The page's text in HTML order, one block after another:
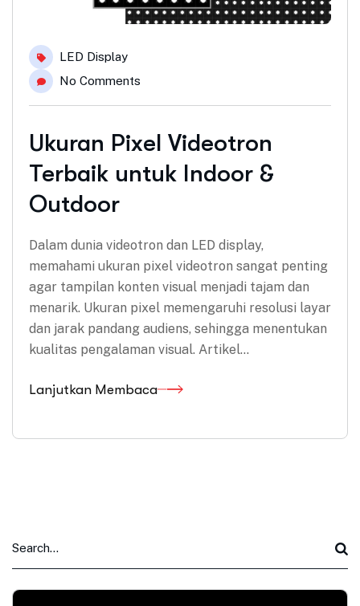
LED Display
No Comments
Ukuran Pixel Videotron
Terbaik untuk Indoor &
Outdoor
Dalam dunia videotron dan LED display,
memahami ukuran pixel videotron sangat penting
agar tampilan konten visual menjadi tajam dan
menarik. Ukuran pixel memengaruhi resolusi layar
dan jarak pandang audiens, sehingga menentukan
kualitas pengalaman visual. Artikel…
Lanjutkan Membaca